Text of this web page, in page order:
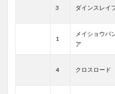
3 ダインスレイ
1
メイショウパ
ア
4 クロスロード